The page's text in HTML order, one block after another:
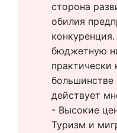
сторона
обилия
бюджетную
практически
действует
- Высокие
Туризм и